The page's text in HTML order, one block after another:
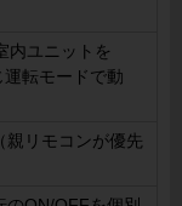
内ユニットを
転モードで動
親リモコンが優先